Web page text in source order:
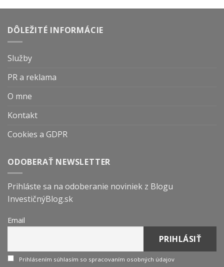
DÔLEŽITÉ INFORMÁCIE
Služby
PR a reklama
O mne
Kontakt
Cookies a GDPR
ODOBERAŤ NEWSLETTER
Prihláste sa na odoberanie noviniek z Blogu
InvestičnýBlog.sk
Email
Prihlásením súhlasím so spracovaním osobných údajov